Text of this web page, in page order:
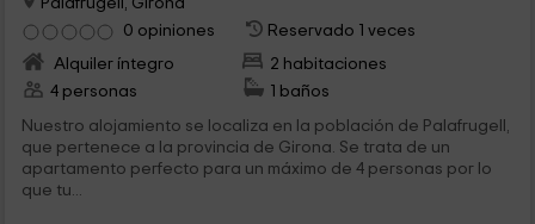
0 opiniones
Reservado 1 veces
Alquiler íntegro
2 habitaciones
4 personas
1 baños
Nuestro alojamiento se localiza en la población de Palafrugell,
que pertenece a la provincia de Girona. Se trata de un
apartamento perfecto para un máximo de 4 personas por lo
que tu...